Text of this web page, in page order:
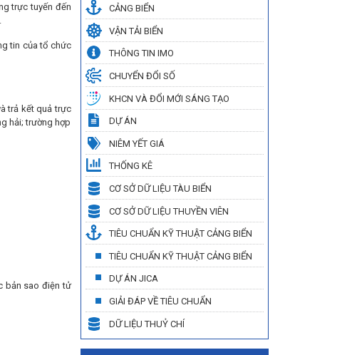
trực tuyến đến
tin của tổ chức
trả kết quả trực
hải; trường hợp
bản sao điện tử
CẢNG BIỂN
VẬN TẢI BIỂN
THÔNG TIN IMO
CHUYỂN ĐỔI SỐ
KHCN VÀ ĐỔI MỚI SÁNG TẠO
DỰ ÁN
NIÊM YẾT GIÁ
THỐNG KÊ
CƠ SỞ DỮ LIỆU TÀU BIỂN
CƠ SỞ DỮ LIỆU THUYỀN VIÊN
TIÊU CHUẨN KỸ THUẬT CẢNG BIỂN
TIÊU CHUẨN KỸ THUẬT CẢNG BIỂN
DỰ ÁN JICA
GIẢI ĐÁP VỀ TIÊU CHUẨN
DỮ LIỆU THUỶ CHÍ